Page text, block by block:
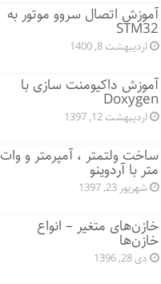
آموزش اتصال سروو موتور به
STM32
اردیبهشت 8, 1400
آموزش داکیومنت سازی با
Doxygen
اردیبهشت 12, 1397
ساخت ولتمتر ، آمپرمتر و وات
متر با آردوینو
شهریور 23, 1397
خازن‌های متغیر – انواع
خازن‌ها
دی 28, 1396